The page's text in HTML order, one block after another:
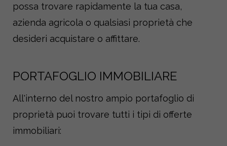
possa trovare rapidamente la tua casa,
azienda agricola o qualsiasi proprietà che
desideri acquistare o affittare.
PORTAFOGLIO IMMOBILIARE
All'interno del nostro ampio portafoglio di
proprietà puoi trovare tutti i tipi di offerte
immobiliari: